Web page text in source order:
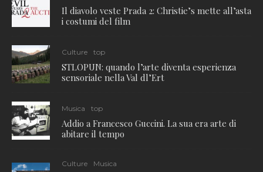
Il diavolo veste Prada 2: Christie’s mette all’asta
i costumi del film
Culture top
STLOPUN: quando l’arte diventa esperienza
sensoriale nella Val dl’Ert
Musica top
Addio a Francesco Guccini. La sua era arte di
abitare il tempo
Culture Musica